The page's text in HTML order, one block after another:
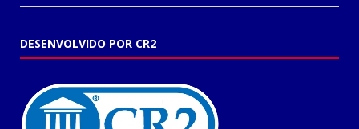
DESENVOLVIDO POR CR2